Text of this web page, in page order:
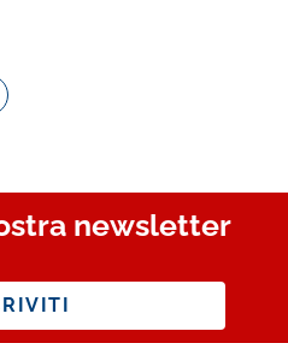
newsletter